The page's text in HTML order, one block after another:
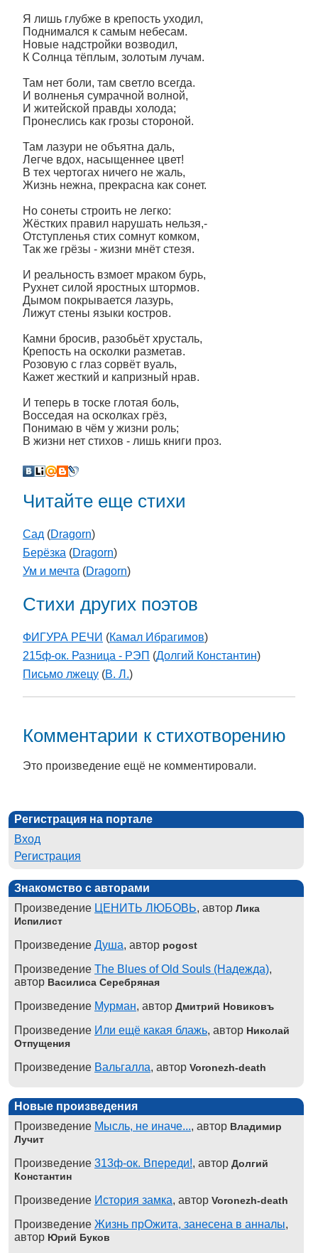
Я лишь глубже в крепость уходил,
Поднимался к самым небесам.
Новые надстройки возводил,
К Солнца тёплым, золотым лучам.
Там нет боли, там светло всегда.
И волненья сумрачной волной,
И житейской правды холода;
Пронеслись как грозы стороной.
Там лазури не объятна даль,
Легче вдох, насыщеннее цвет!
В тех чертогах ничего не жаль,
Жизнь нежна, прекрасна как сонет.
Но сонеты строить не легко:
Жёстких правил нарушать нельзя,-
Отступленья стих сомнут комком,
Так же грёзы - жизни мнёт стезя.
И реальность взмоет мраком бурь,
Рухнет силой яростных штормов.
Дымом покрывается лазурь,
Лижут стены языки костров.
Камни бросив, разобьёт хрусталь,
Крепость на осколки разметав.
Розовую с глаз сорвёт вуаль,
Кажет жесткий и капризный нрав.
И теперь в тоске глотая боль,
Восседая на осколках грёз,
Понимаю в чём у жизни роль;
В жизни нет стихов - лишь книги проз.
Читайте еще стихи
Сад (Dragorn)
Берёзка (Dragorn)
Ум и мечта (Dragorn)
Стихи других поэтов
ФИГУРА РЕЧИ (Камал Ибрагимов)
215ф-ок. Разница - РЭП (Долгий Константин)
Письмо лжецу (В. Л.)
Комментарии к стихотворению
Это произведение ещё не комментировали.
Регистрация на портале
Вход
Регистрация
Знакомство с авторами
Произведение ЦЕНИТЬ ЛЮБОВЬ, автор Лика
Испилист
Произведение Душа, автор pogost
Произведение The Blues of Old Souls (Надежда),
автор Василиса Серебряная
Произведение Мурман, автор Дмитрий Новиковъ
Произведение Или ещё какая блажь, автор Николай
Отпущения
Произведение Вальгалла, автор Voronezh-death
Новые произведения
Произведение Мысль, не иначе..., автор Владимир
Лучит
Произведение 313ф-ок. Впереди!, автор Долгий
Константин
Произведение История замка, автор Voronezh-death
Произведение Жизнь прОжита, занесена в анналы,
автор Юрий Буков